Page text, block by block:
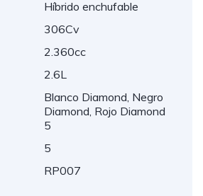
Híbrido enchufable
306Cv
2.360cc
2.6L
Blanco Diamond, Negro
Diamond, Rojo Diamond
5
5
RP007